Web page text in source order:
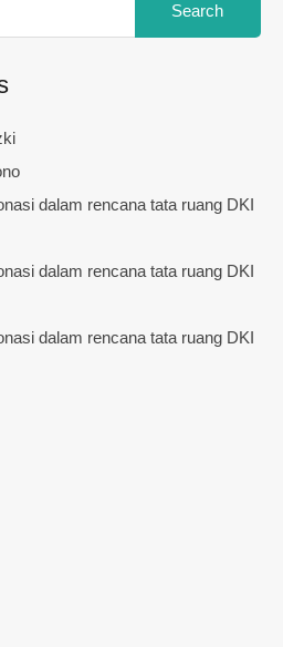
dalam rencana tata ruang DKI
dalam rencana tata ruang DKI
dalam rencana tata ruang DKI